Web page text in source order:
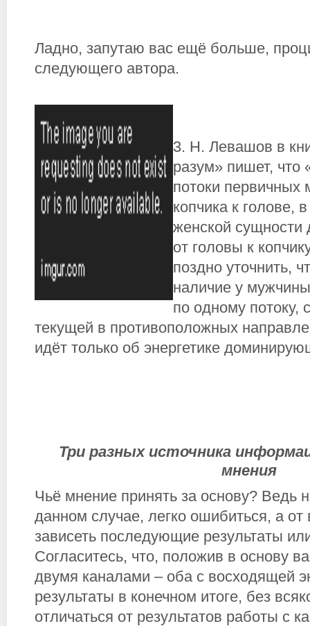
Ладно, запутаю вас ещё больше,
следующего автора.
3. Н. Левашов в
разум» пишет, что
потоки первичных
копчика к голове,
женской сущности
от головы к
поздно уточнить,
наличие у
по одному потоку,
текущей в противоположных
идёт только об энергетике
Три разных источника
мнения
Чьё мнение принять за основу? Ведь
данном случае, легко ошибиться, а от
зависеть последующие результаты
Согласитесь, что, положив в основу
двумя каналами – оба с восходящей
результаты в конечном итоге, без
отличаться от результатов работы с